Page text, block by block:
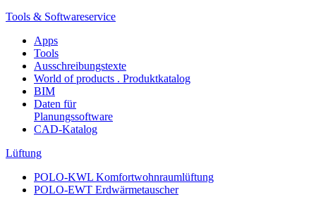
Tools & Softwareservice
Apps
Tools
Ausschreibungstexte
World of products . Produktkatalog
BIM
Daten für
Planungssoftware
CAD-Katalog
Lüftung
POLO-KWL Komfortwohnraumlüftung
POLO-EWT Erdwärmetauscher